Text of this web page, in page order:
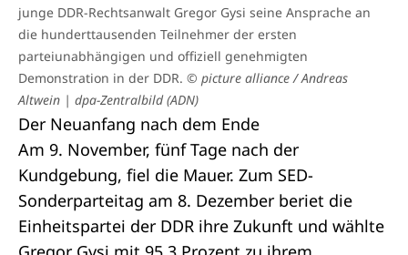
junge DDR-Rechtsanwalt Gregor Gysi seine Ansprache an
die hunderttausenden Teilnehmer der ersten
parteiunabhängigen und offiziell genehmigten
Demonstration in der DDR. © picture alliance / Andreas
Altwein | dpa-Zentralbild (ADN)
Der Neuanfang nach dem Ende
Am 9. November, fünf Tage nach der
Kundgebung, fiel die Mauer. Zum SED-
Sonderparteitag am 8. Dezember beriet die
Einheitspartei der DDR ihre Zukunft und wählte